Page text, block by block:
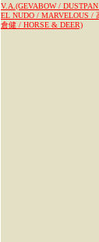
V.A.(GEVABOW /
EL NUDO / MARVELOUS /
倉健 / HORSE & DEER)